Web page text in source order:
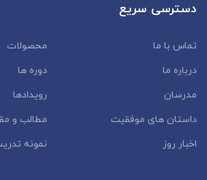
دسترسی سریع
تماس با ما
محصولات
درباره ما
دوره ها
مدرسان
رویدادها
داستان‌ های موفقیت
مطالب و
اخبار روز
نمونه